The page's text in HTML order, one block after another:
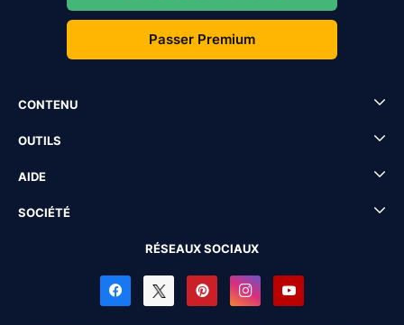
Passer Premium
CONTENU
OUTILS
AIDE
SOCIÉTÉ
RÉSEAUX SOCIAUX